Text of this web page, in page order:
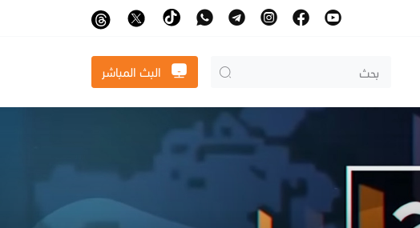
البث المباشر